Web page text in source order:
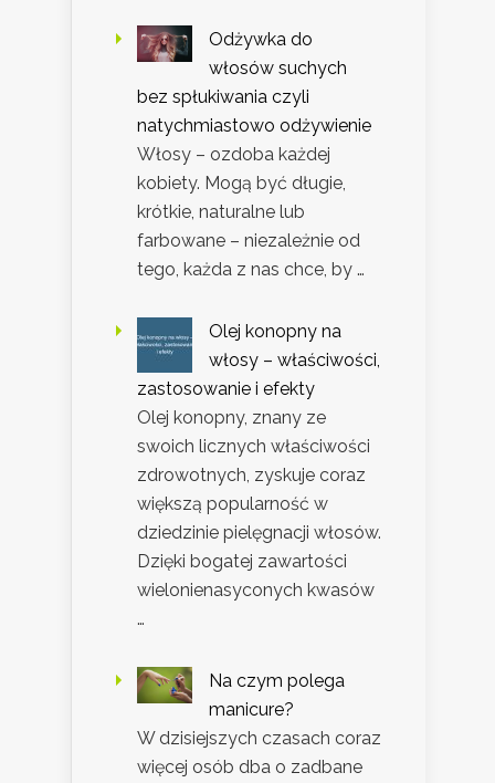
Odżywka do
włosów suchych
bez spłukiwania czyli
natychmiastowo odżywienie
Włosy – ozdoba każdej
kobiety. Mogą być długie,
krótkie, naturalne lub
farbowane – niezależnie od
tego, każda z nas chce, by …
Olej konopny na
włosy – właściwości,
zastosowanie i efekty
Olej konopny, znany ze
swoich licznych właściwości
zdrowotnych, zyskuje coraz
większą popularność w
dziedzinie pielęgnacji włosów.
Dzięki bogatej zawartości
wielonienasyconych kwasów
…
Na czym polega
manicure?
W dzisiejszych czasach coraz
więcej osób dba o zadbane